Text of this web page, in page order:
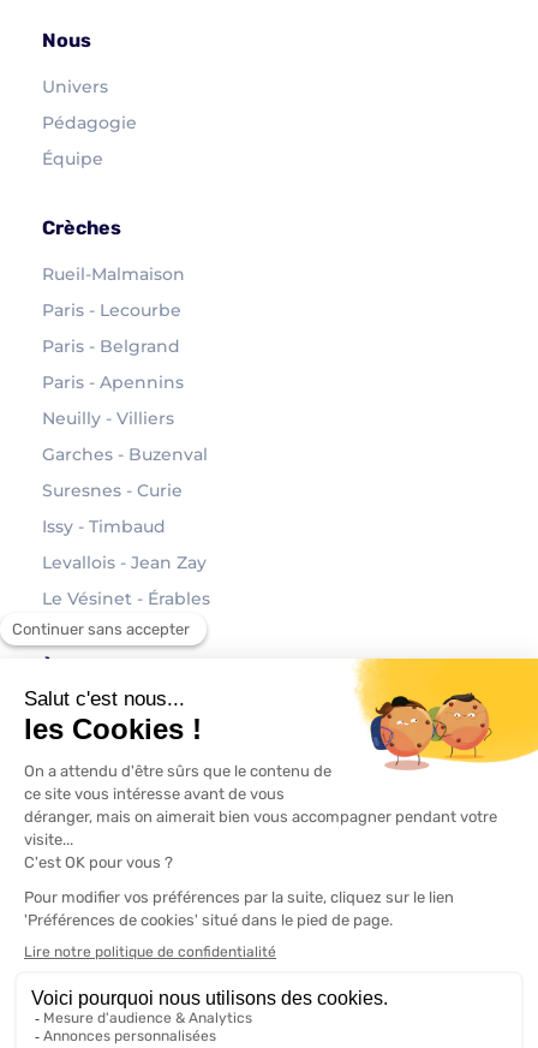
Nous
Univers
Pédagogie
Équipe
Crèches
Rueil-Malmaison
Paris - Lecourbe
Paris - Belgrand
Paris - Apennins
Neuilly - Villiers
Garches - Buzenval
Suresnes - Curie
Issy - Timbaud
Levallois - Jean Zay
Le Vésinet - Érables
Contact
Politique de confidentialité
Modifier vos préférences en matière de cookies
Designed with love bymimos.